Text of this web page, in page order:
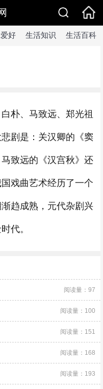
好 生活知识 生活百科
朴、马致远、郑光祖
剧是：关汉卿的《窦
致远的《汉宫秋》还
戏曲艺术经历了一个
趋成熟，元代杂剧兴
代。
阅读量：97
阅读量：100
阅读量：151
阅读量：168
阅读量：193